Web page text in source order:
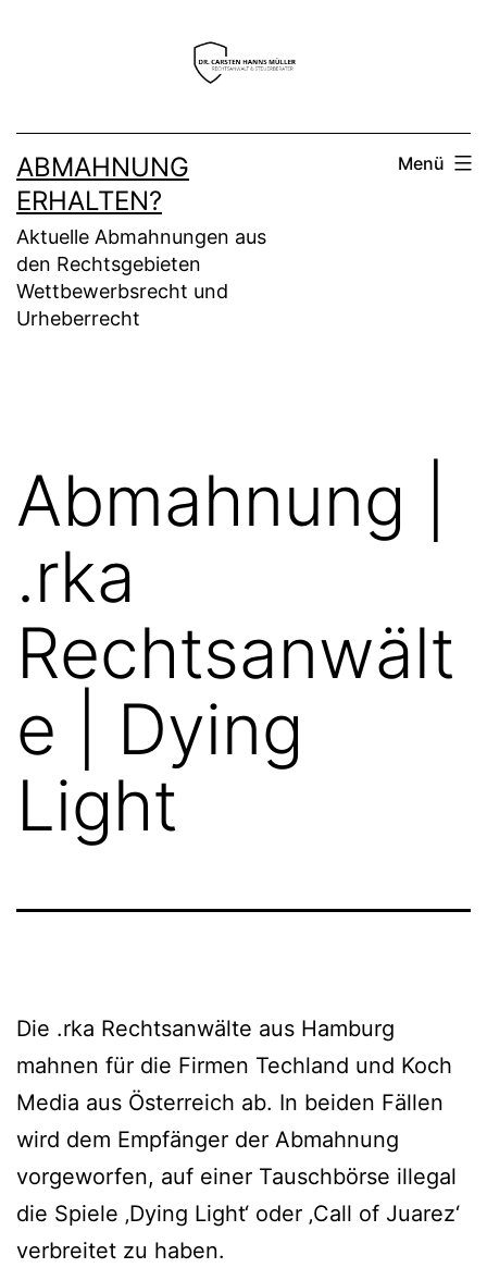
ABMAHNUNG
ERHALTEN?
Aktuelle Abmahnungen aus
den Rechtsgebieten
Wettbewerbsrecht und
Urheberrecht
Menü
Abmahnung |
.rka
Rechtsanwält
e | Dying
Light
Die .rka Rechtsanwälte aus Hamburg
mahnen für die Firmen Techland und Koch
Media aus Österreich ab. In beiden Fällen
wird dem Empfänger der Abmahnung
vorgeworfen, auf einer Tauschbörse illegal
die Spiele ‚Dying Light‘ oder ‚Call of Juarez‘
verbreitet zu haben.